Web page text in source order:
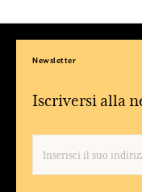
Newsletter
Iscriversi alla